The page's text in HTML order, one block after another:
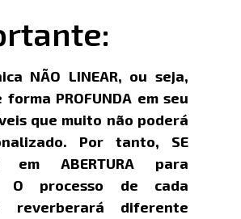
NÃO LINEAR, ou seja,
PROFUNDA em seu
que muito não poderá
Por tanto, SE
em ABERTURA para
O processo de cada
reverberará diferente